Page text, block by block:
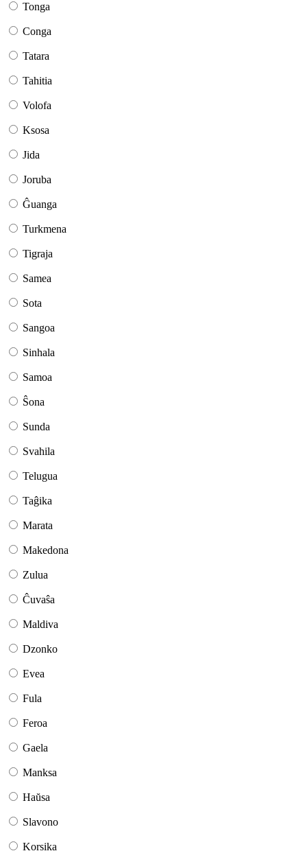
Tonga
Conga
Tatara
Tahitia
Volofa
Ksosa
Jida
Joruba
Ĝuanga
Turkmena
Tigraja
Samea
Sota
Sangoa
Sinhala
Samoa
Ŝona
Sunda
Svahila
Telugua
Taĝika
Marata
Makedona
Zulua
Ĉuvaŝa
Maldiva
Dzonko
Evea
Fula
Feroa
Gaela
Manksa
Haŭsa
Slavono
Korsika